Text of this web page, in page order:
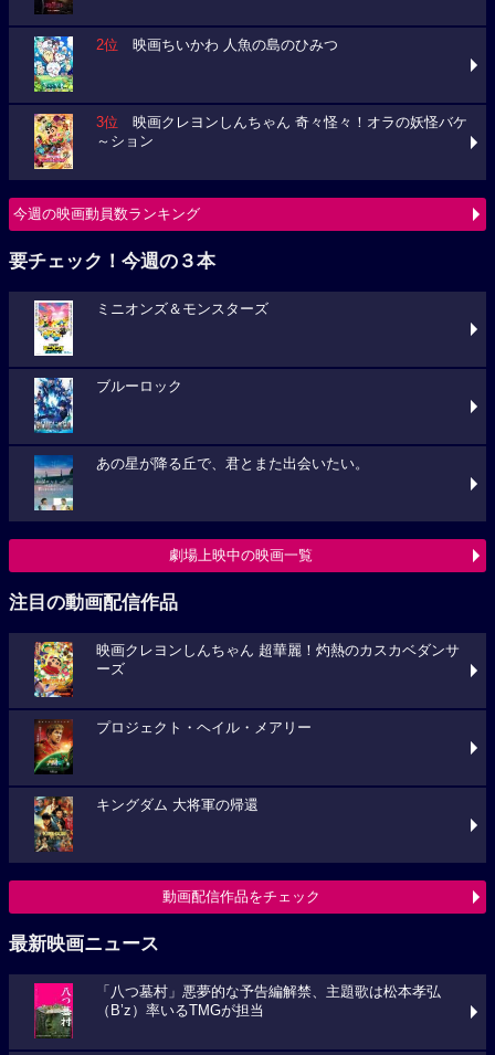
2位 映画ちいかわ 人魚の島のひみつ
3位 映画クレヨンしんちゃん 奇々怪々！オラの妖怪バケ
～ション
今週の映画動員数ランキング
要チェック！今週の３本
ミニオンズ＆モンスターズ
ブルーロック
あの星が降る丘で、君とまた出会いたい。
劇場上映中の映画一覧
注目の動画配信作品
映画クレヨンしんちゃん 超華麗！灼熱のカスカベダンサ
ーズ
プロジェクト・ヘイル・メアリー
キングダム 大将軍の帰還
動画配信作品をチェック
最新映画ニュース
「八つ墓村」悪夢的な予告編解禁、主題歌は松本孝弘
（B’z）率いるTMGが担当